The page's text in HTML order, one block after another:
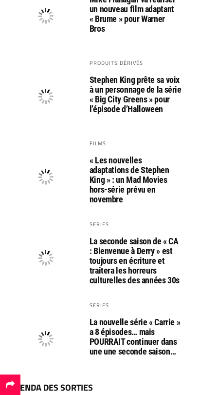
un nouveau film adaptant
« Brume » pour Warner
Bros
PRODUITS DÉRIVÉS
Stephen King prête sa voix
à un personnage de la série
« Big City Greens » pour
l’épisode d’Halloween
FILMS
« Les nouvelles
adaptations de Stephen
King » : un Mad Movies
hors-série prévu en
novembre
SERIES
La seconde saison de « CA
: Bienvenue à Derry » est
toujours en écriture et
traitera les horreurs
culturelles des années 30s
SERIES
La nouvelle série « Carrie »
a 8 épisodes… mais
POURRAIT continuer dans
une une seconde saison…
AGENDA DES SORTIES